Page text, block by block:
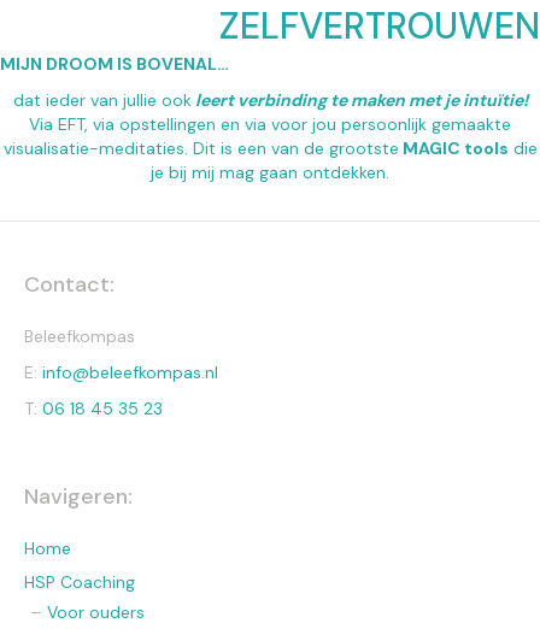
ZELFVERTROUWEN
MIJN DROOM IS BOVENAL…
dat ieder van jullie ookleert verbinding te maken met je intuïtie!
Via EFT, via opstellingen en via voor jou persoonlijk gemaakte
visualisatie-meditaties. Dit is een van de grootste MAGIC tools die
je bij mij mag gaan ontdekken.
Contact:
Beleefkompas
E: info@beleefkompas.nl
T: 06 18 45 35 23
Navigeren:
Home
HSP Coaching
Voor ouders